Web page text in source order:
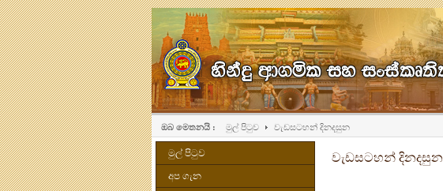
ඔබ මෙතනයි : මුල් පිටුව වැඩසටහන් දිනදසුන
මුල් පිටුව
අප ගැන
වැඩසටහන් දිනදසුන